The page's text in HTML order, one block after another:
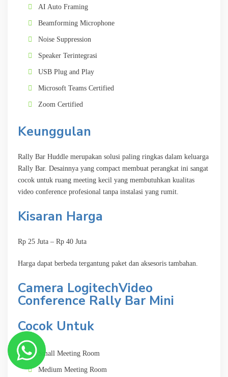
AI Auto Framing
Beamforming Microphone
Noise Suppression
Speaker Terintegrasi
USB Plug and Play
Microsoft Teams Certified
Zoom Certified
Keunggulan
Rally Bar Huddle merupakan solusi paling ringkas dalam keluarga
Rally Bar. Desainnya yang compact membuat perangkat ini sangat
cocok untuk ruang meeting kecil yang membutuhkan kualitas
video conference profesional tanpa instalasi yang rumit.
Kisaran Harga
Rp 25 Juta – Rp 40 Juta
Harga dapat berbeda tergantung paket dan aksesoris tambahan.
Camera LogitechVideo
Conference Rally Bar Mini
Cocok Untuk
Small Meeting Room
Medium Meeting Room